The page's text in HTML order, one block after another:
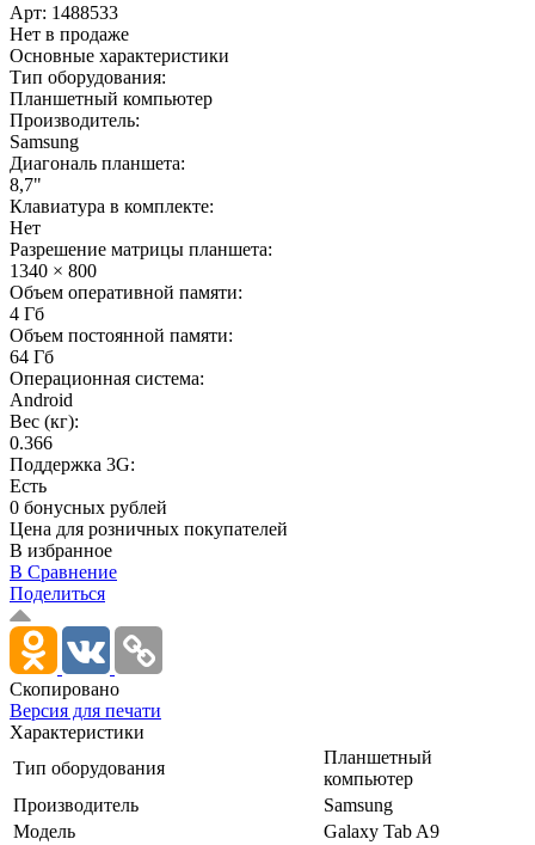
Арт: 1488533
Нет в продаже
Основные характеристики
Тип оборудования:
Планшетный компьютер
Производитель:
Samsung
Диагональ планшета:
8,7"
Клавиатура в комплекте:
Нет
Разрешение матрицы планшета:
1340 × 800
Объем оперативной памяти:
4 Гб
Объем постоянной памяти:
64 Гб
Операционная система:
Android
Вес (кг):
0.366
Поддержка 3G:
Есть
0 бонусных рублей
Цена для розничных покупателей
В избранное
В Сравнение
Поделиться
Скопировано
Версия для печати
Характеристики
Тип оборудования
Планшетный
компьютер
Производитель
Samsung
Модель
Galaxy Tab A9